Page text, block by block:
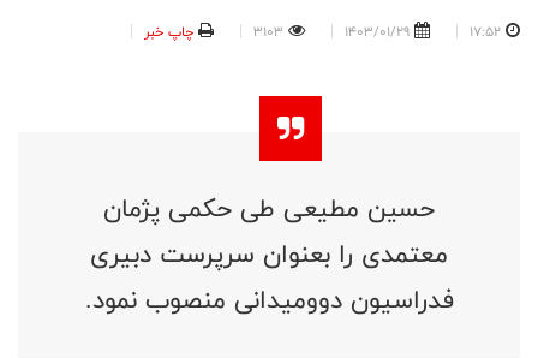
17:52
1403/01/29
3103 چاپ خبر
حسین مطیعی طی حکمی پژمان
معتمدی را بعنوان سرپرست دبیری
فدراسیون دوومیدانی منصوب نمود.